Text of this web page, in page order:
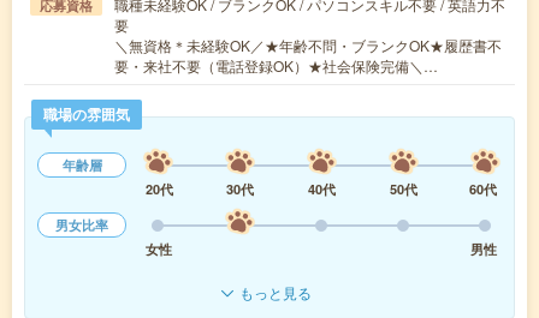
応募資格
職種未経験OK / ブランクOK / パソコンスキル不要 / 英語力不
要
＼無資格＊未経験OK／★年齢不問・ブランクOK★履歴書不
要・来社不要（電話登録OK）★社会保険完備＼…
職場の雰囲気
年齢層
20代
30代 40代 50代
60代
男女比率
女性
男性
もっと見る